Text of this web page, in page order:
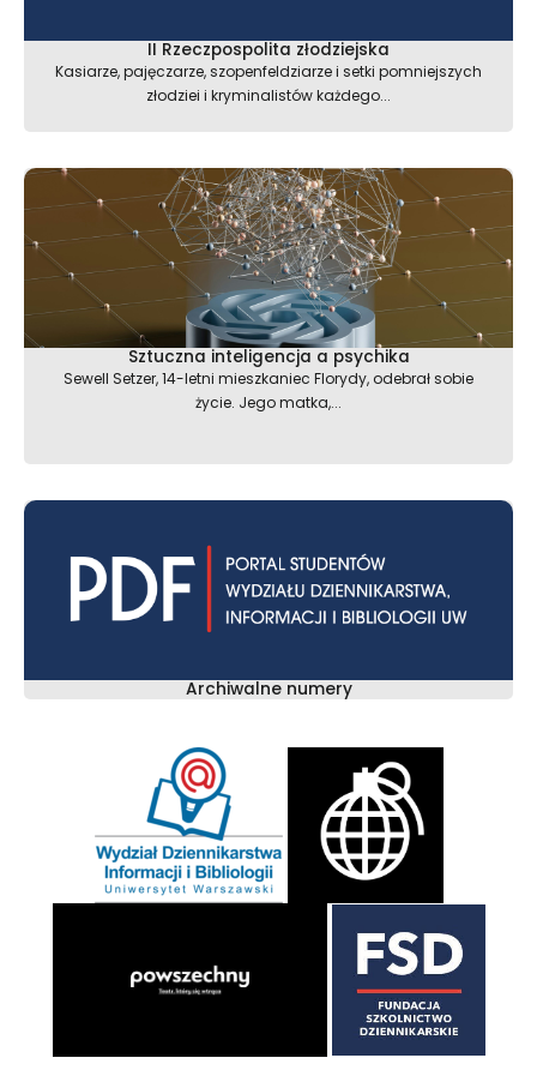
II Rzeczpospolita złodziejska
Kasiarze, pajęczarze, szopenfeldziarze i setki pomniejszych
złodziei i kryminalistów każdego...
Sztuczna inteligencja a psychika
Sewell Setzer, 14-letni mieszkaniec Florydy, odebrał sobie
życie. Jego matka,...
Archiwalne numery